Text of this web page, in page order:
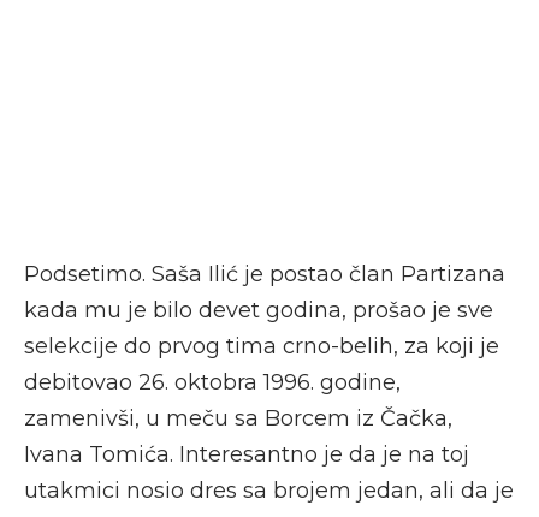
Podsetimo. Saša Ilić je postao član Partizana
kada mu je bilo devet godina, prošao je sve
selekcije do prvog tima crno-belih, za koji je
debitovao 26. oktobra 1996. godine,
zamenivši, u meču sa Borcem iz Čačka,
Ivana Tomića. Interesantno je da je na toj
utakmici nosio dres sa brojem jedan, ali da je